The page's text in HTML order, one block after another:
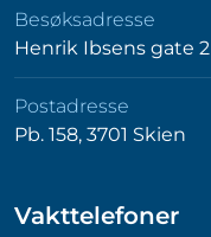
Besøksadresse
Henrik Ibsens gate 2
Postadresse
Pb. 158, 3701 Skien
Vakttelefoner